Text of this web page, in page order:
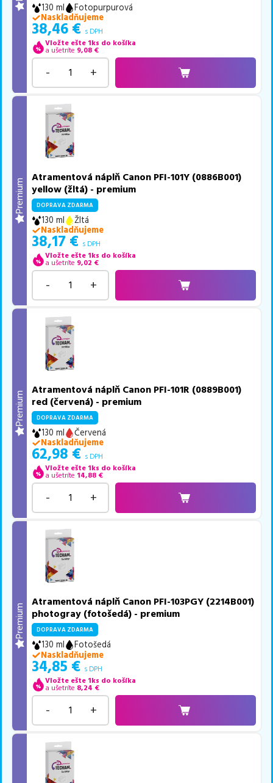
130 ml
Fotopurpurová
Naskladňujeme
38,46 € s DPH
Vložte ešte 1ks do košíka
a ušetríte 9,08 €
- +
Premium
Atramentová náplň Canon PFI-101Y (0886B001)
yellow (žltá) - premium
DOPRAVA ZDARMA
130 ml
Žltá
Naskladňujeme
38,17 € s DPH
Vložte ešte 1ks do košíka
a ušetríte 9,02 €
- +
Premium
Atramentová náplň Canon PFI-101R (0889B001)
red (červená) - premium
DOPRAVA ZDARMA
130 ml
Červená
Naskladňujeme
62,98 € s DPH
Vložte ešte 1ks do košíka
a ušetríte 14,88 €
- +
Premium
Atramentová náplň Canon PFI-103PGY (2214B001)
photogray (fotošedá) - premium
DOPRAVA ZDARMA
130 ml
Fotošedá
Naskladňujeme
34,85 € s DPH
Vložte ešte 1ks do košíka
a ušetríte 8,24 €
- +